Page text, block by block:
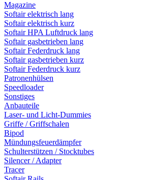
Magazine
Softair elektrisch lang
Softair elektrisch kurz
Softair HPA Luftdruck lang
Softair gasbetrieben lang
Softair Federdruck lang
Softair gasbetrieben kurz
Softair Federdruck kurz
Patronenhülsen
Speedloader
Sonstiges
Anbauteile
Laser- und Licht-Dummies
Griffe / Griffschalen
Bipod
Mündungsfeuerdämpfer
Schulterstützen / Stocktubes
Silencer / Adapter
Tracer